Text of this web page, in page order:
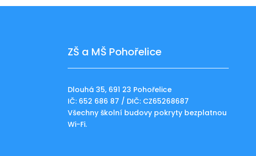
ZŠ a MŠ Pohořelice
Dlouhá 35, 691 23 Pohořelice
IČ: 652 686 87 / DIČ: CZ65268687
Všechny školní budovy pokryty bezplatnou
Wi-Fi.